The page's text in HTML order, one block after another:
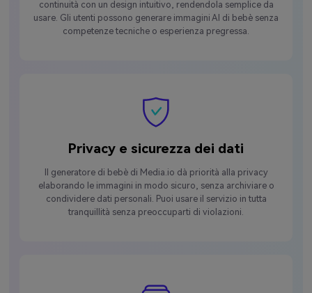
continuità con un design intuitivo, rendendola semplice da
usare. Gli utenti possono generare immagini AI di bebè senza
competenze tecniche o esperienza pregressa.
Privacy e sicurezza dei dati
Il generatore di bebè di Media.io dà priorità alla privacy
elaborando le immagini in modo sicuro, senza archiviare o
condividere dati personali. Puoi usare il servizio in tutta
tranquillità senza preoccuparti di violazioni.